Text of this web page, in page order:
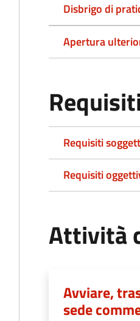
Disbrigo di
Apertura
Requisiti
Requisiti
Requisiti
Attività
Avviare,
sede